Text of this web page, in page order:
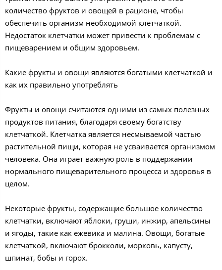
количество фруктов и овощей в рационе, чтобы
обеспечить организм необходимой клетчаткой.
Недостаток клетчатки может привести к проблемам с
пищеварением и общим здоровьем.
Какие фрукты и овощи являются богатыми клетчаткой и
как их правильно употреблять
Фрукты и овощи считаются одними из самых полезных
продуктов питания, благодаря своему богатству
клетчаткой. Клетчатка является несмываемой частью
растительной пищи, которая не усваивается организмом
человека. Она играет важную роль в поддержании
нормального пищеварительного процесса и здоровья в
целом.
Некоторые фрукты, содержащие большое количество
клетчатки, включают яблоки, груши, инжир, апельсины
и ягоды, такие как ежевика и малина. Овощи, богатые
клетчаткой, включают брокколи, морковь, капусту,
шпинат, бобы и горох.